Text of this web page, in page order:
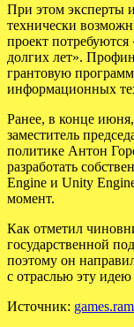
При этом эксперты
технически
проект
долгих лет».
грантовую
информационных
Ранее, в конце
заместитель
политике Антон
разработать
Engine и Unity
момент.
Как отметил
государственной
поэтому он
с отраслью эту
Источник: